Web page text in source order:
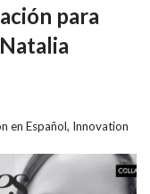
para
en Español, Innovation